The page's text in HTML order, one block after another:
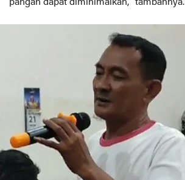
pangan dapat diminimalkan,” tambahnya.